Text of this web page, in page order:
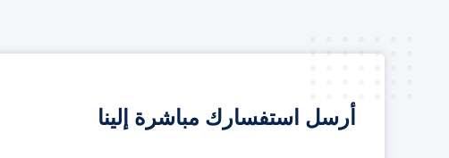
أرسل استفسارك مباشرة إلينا